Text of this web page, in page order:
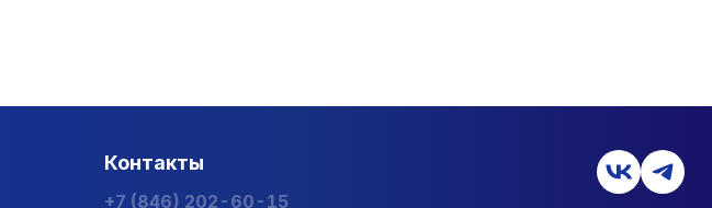
Контакты
+7 (846) 202-60-15